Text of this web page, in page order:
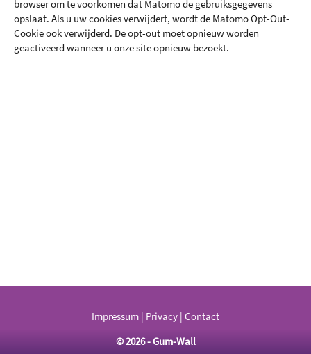
browser om te voorkomen dat Matomo de gebruiksgegevens
opslaat. Als u uw cookies verwijdert, wordt de Matomo Opt-Out-
Cookie ook verwijderd. De opt-out moet opnieuw worden
geactiveerd wanneer u onze site opnieuw bezoekt.
Impressum | Privacy | Contact
© 2026 - Gum-Wall